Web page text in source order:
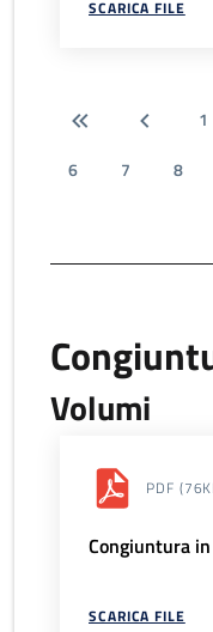
SCARICA FILE
1
6
7 8
Volumi
PDF
Congiuntura
SCARICA FILE